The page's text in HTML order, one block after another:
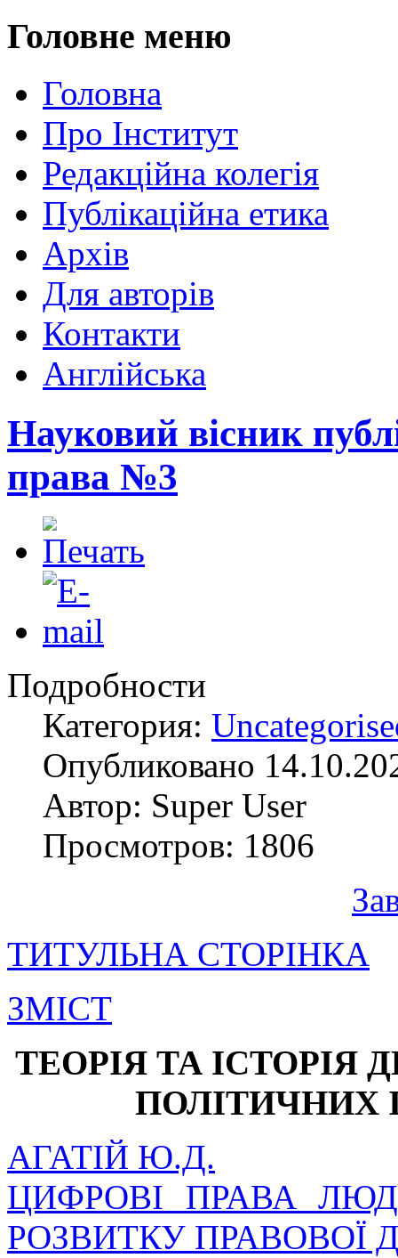
Головне меню
Головна
Про Інститут
Редакційна колегія
Публікаційна етика
Архів
Для авторів
Контакти
Англійська
Науковий вісник
права №3
Подробности
Категория:
Опубликовано
Автор: Super User
Просмотров: 1806
ТИТУЛЬНА СТОРІНКА
ЗМІСТ
ТЕОРІЯ ТА ІСТОРІЯ
ПОЛІТИЧНИХ
АГАТІЙ Ю.Д.
ЦИФРОВІ ПРАВА
РОЗВИТКУ ПРАВОВОЇ